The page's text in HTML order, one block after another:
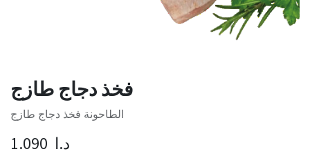
فخذ دجاج طازج
الطاحونة فخذ دجاج طازج
1.090 د.ا